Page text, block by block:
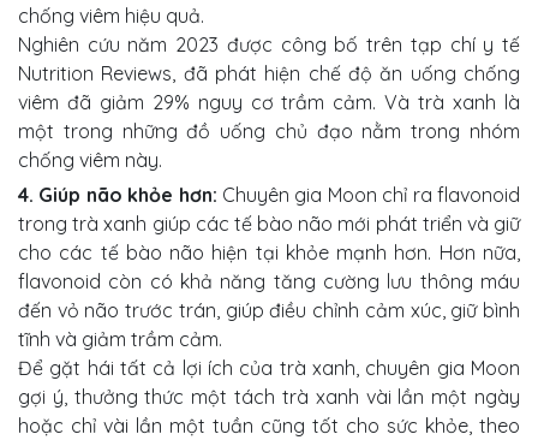
chống viêm hiệu quả.
Nghiên cứu năm 2023 được công bố trên tạp chí y tế
Nutrition Reviews, đã phát hiện chế độ ăn uống chống
viêm đã giảm 29% nguy cơ trầm cảm. Và trà xanh là
một trong những đồ uống chủ đạo nằm trong nhóm
chống viêm này.
4. Giúp não khỏe hơn: Chuyên gia Moon chỉ ra flavonoid
trong trà xanh giúp các tế bào não mới phát triển và giữ
cho các tế bào não hiện tại khỏe mạnh hơn. Hơn nữa,
flavonoid còn có khả năng tăng cường lưu thông máu
đến vỏ não trước trán, giúp điều chỉnh cảm xúc, giữ bình
tĩnh và giảm trầm cảm.
Để gặt hái tất cả lợi ích của trà xanh, chuyên gia Moon
gợi ý, thưởng thức một tách trà xanh vài lần một ngày
hoặc chỉ vài lần một tuần cũng tốt cho sức khỏe, theo